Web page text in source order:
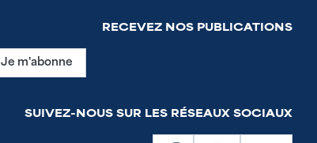
RECEVEZ NOS PUBLICATIONS
Je m'abonne
SUIVEZ-NOUS SUR LES RÉSEAUX SOCIAUX